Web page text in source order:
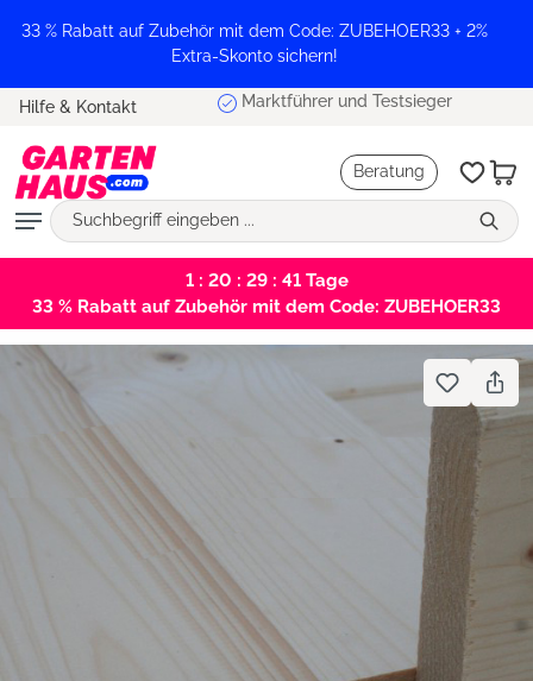
springen
33 % Rabatt auf Zubehör mit dem Code: ZUBEHOER33 + 2%
Extra-Skonto sichern!
Hilfe & Kontakt Marktführer und Testsieger
Beratung
1 : 20 : 29 : 41Tage
33 % Rabatt auf Zubehör mit dem Code: ZUBEHOER33
Bildergalerie überspringen